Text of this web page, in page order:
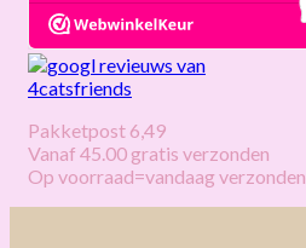
Pakketpost 6,49
Vanaf 45.00 gratis verzonden
Op voorraad=vandaag verzonden